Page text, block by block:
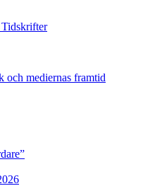
och mediernas framtid